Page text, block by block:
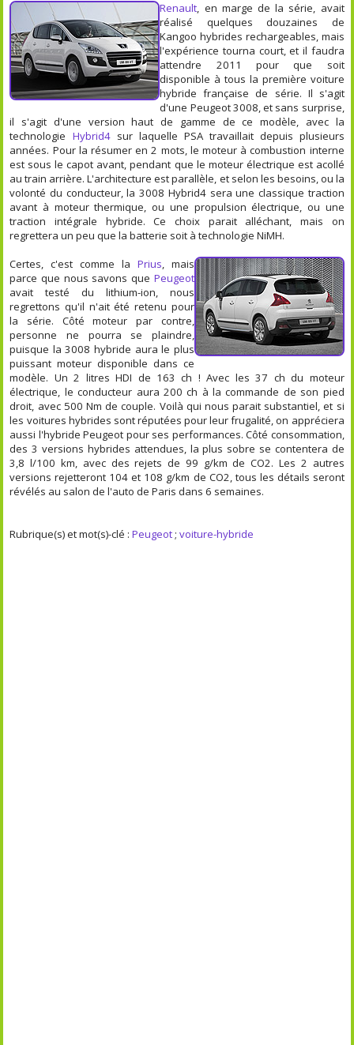
Renault, en marge de la série, avait
réalisé quelques douzaines de
Kangoo hybrides rechargeables, mais
l'expérience tourna court, et il faudra
attendre 2011 pour que soit
disponible à tous la première voiture
hybride française de série. Il s'agit
d'une Peugeot 3008, et sans surprise,
il s'agit d'une version haut de gamme de ce modèle, avec la
technologie Hybrid4sur laquelle PSA travaillait depuis plusieurs
années. Pour la résumer en 2 mots, le moteur à combustion interne
est sous le capot avant, pendant que le moteur électrique est acollé
au train arrière. L'architecture est parallèle, et selon les besoins, ou la
volonté du conducteur, la 3008 Hybrid4 sera une classique traction
avant à moteur thermique, ou une propulsion électrique, ou une
traction intégrale hybride. Ce choix parait alléchant, mais on
regrettera un peu que la batterie soit à technologie NiMH.
Certes, c'est comme la Prius, mais
parce que nous savons que Peugeot
avait testé du lithium-ion, nous
regrettons qu'il n'ait été retenu pour
la série. Côté moteur par contre,
personne ne pourra se plaindre,
puisque la 3008 hybride aura le plus
puissant moteur disponible dans ce
modèle. Un 2 litres HDI de 163 ch ! Avec les 37 ch du moteur
électrique, le conducteur aura 200 ch à la commande de son pied
droit, avec 500 Nm de couple. Voilà qui nous parait substantiel, et si
les voitures hybrides sont réputées pour leur frugalité, on appréciera
aussi l'hybride Peugeot pour ses performances. Côté consommation,
des 3 versions hybrides attendues, la plus sobre se contentera de
3,8 l/100 km, avec des rejets de 99 g/km de CO2. Les 2 autres
versions rejetteront 104 et 108 g/km de CO2, tous les détails seront
révélés au salon de l'auto de Paris dans 6 semaines.
Rubrique(s) et mot(s)-clé :Peugeot;voiture-hybride